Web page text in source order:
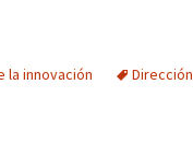
la innovación Dirección